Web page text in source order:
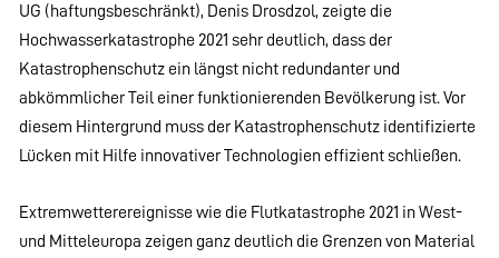
UG (haftungsbeschränkt), Denis Drosdzol, zeigte die
Hochwasserkatastrophe 2021 sehr deutlich, dass der
Katastrophenschutz ein längst nicht redundanter und
abkömmlicher Teil einer funktionierenden Bevölkerung ist. Vor
diesem Hintergrund muss der Katastrophenschutz identifizierte
Lücken mit Hilfe innovativer Technologien effizient schließen.
Extremwetterereignisse wie die Flutkatastrophe 2021 in West-
und Mitteleuropa zeigen ganz deutlich die Grenzen von Material